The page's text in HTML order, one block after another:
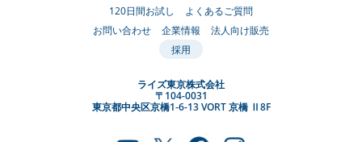
120日間お試し
よくあるご質問
お問い合わせ
企業情報
法人向け販売
採用
ライズ東京株式会社
〒104-0031
東京都中央区京橋1-6-13 VORT 京橋 Ⅱ8F